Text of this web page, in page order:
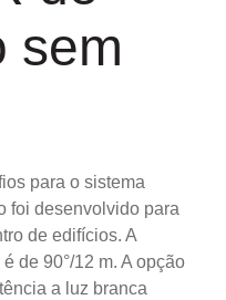
sem
para o sistema
foi desenvolvido para
de edifícios. A
de 90°/12 m. A opção
a luz branca